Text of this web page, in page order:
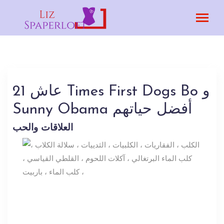
عاش 21 Times First Dogs Bo و
Sunny Obama أفضل حياتهم
العلاقات والحب